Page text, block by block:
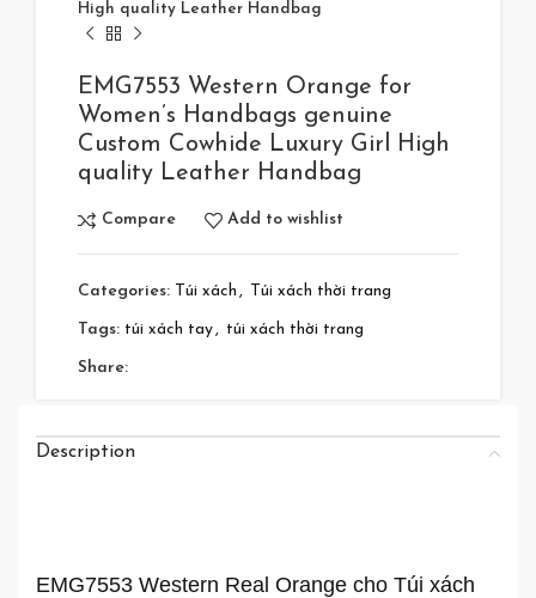
High quality Leather Handbag
EMG7553 Western Orange for
Women’s Handbags genuine
Custom Cowhide Luxury Girl High
quality Leather Handbag
Compare Add to wishlist
Categories: Túi xách , Túi xách thời trang
Tags: túi xách tay , túi xách thời trang
Share:
Description
EMG7553 Western Real Orange cho Túi xách